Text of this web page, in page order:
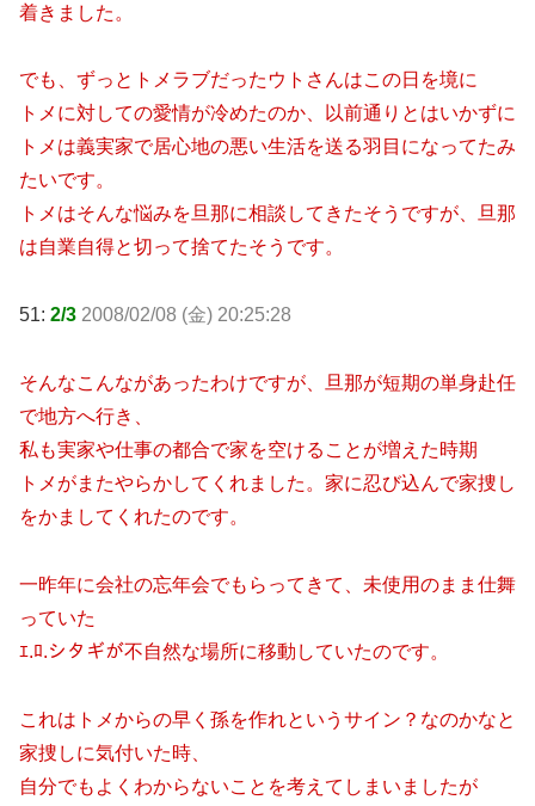
着きました。
でも、ずっとトメラブだったウトさんはこの日を境に
トメに対しての愛情が冷めたのか、以前通りとはいかずに
トメは義実家で居心地の悪い生活を送る羽目になってたみ
たいです。
トメはそんな悩みを旦那に相談してきたそうですが、旦那
は自業自得と切って捨てたそうです。
51: 2/3 2008/02/08 (金) 20:25:28
そんなこんながあったわけですが、旦那が短期の単身赴任
で地方へ行き、
私も実家や仕事の都合で家を空けることが増えた時期
トメがまたやらかしてくれました。家に忍び込んで家捜し
をかましてくれたのです。
一昨年に会社の忘年会でもらってきて、未使用のまま仕舞
っていた
ｴ.ﾛ.シタギが不自然な場所に移動していたのです。
これはトメからの早く孫を作れというサイン？なのかなと
家捜しに気付いた時、
自分でもよくわからないことを考えてしまいましたが